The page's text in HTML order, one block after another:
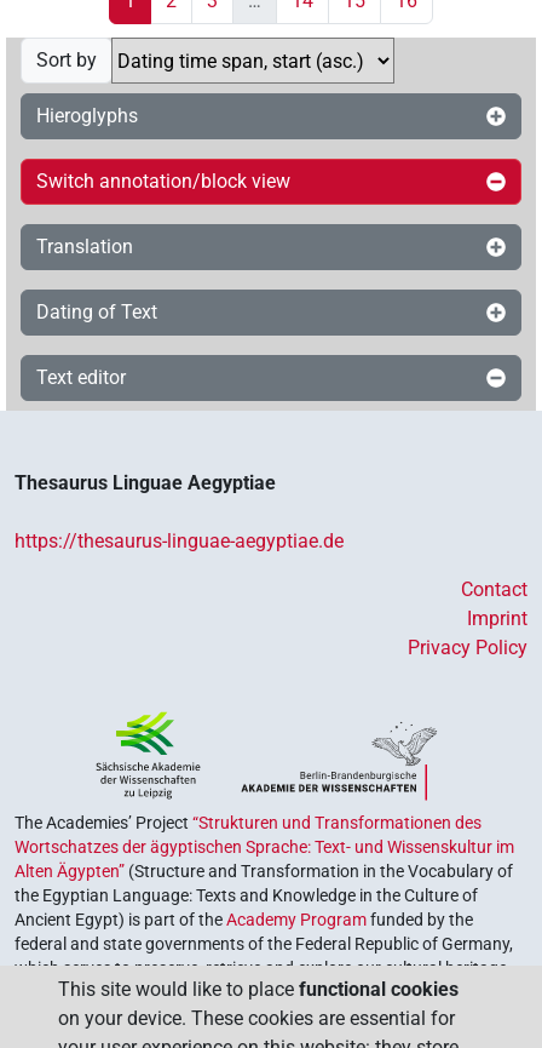
Sort by
Hieroglyphs
Switch annotation/block view
Translation
Dating of Text
Text editor
Thesaurus Linguae Aegyptiae
https://thesaurus-linguae-aegyptiae.de
Contact
Imprint
Privacy Policy
The Academies’ Project “Strukturen und Transformationen des
Wortschatzes der ägyptischen Sprache: Text- und Wissenskultur im
Alten Ägypten” (Structure and Transformation in the Vocabulary of
the Egyptian Language: Texts and Knowledge in the Culture of
Ancient Egypt) is part of theAcademy Programfunded by the
federal and state governments of the Federal Republic of Germany,
which serves to preserve, retrieve and explore our cultural heritage.
The program is coordinated by theUnion of the German Academies
of Sciences and Humanities.
This site would like to place functional cookies
on your device. These cookies are essential for